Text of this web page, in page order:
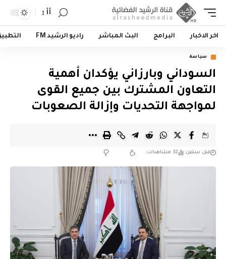
أأ
اخر الاخبار البرامج البث المباشر راديو الرشيد FM
سياسة
‏السوداني وبارزاني يؤكدان أهمية
التعاون المشترك بين جميع القوى
لمواجهة التحديات وإزالة الصعوبات
قبل سنتين 32 مشاهدات